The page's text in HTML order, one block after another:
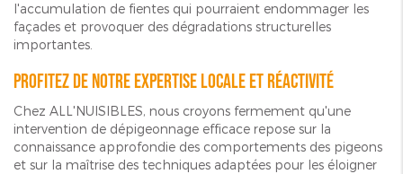
l'accumulation de fientes qui pourraient endommager les
façades et provoquer des dégradations structurelles
importantes.
Profitez de notre expertise locale et réactivité
Chez ALL'NUISIBLES, nous croyons fermement qu'une
intervention de dépigeonnage efficace repose sur la
connaissance approfondie des comportements des pigeons
et sur la maîtrise des techniques adaptées pour les éloigner